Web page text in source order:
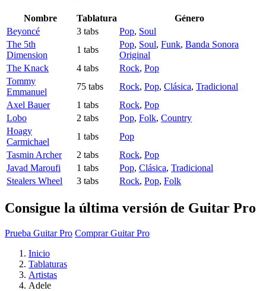
Nombre Tablatura
Género
Beyoncé
3 tabs Pop, Soul
The 5th
Dimension
1 tabs
Pop, Soul, Funk, Banda Sonora
Original
The Knack
4 tabs Rock, Pop
Tommy
Emmanuel
75 tabs Rock, Pop, Clásica, Tradicional
Axel Bauer
1 tabs Rock, Pop
Lobo
2 tabs Pop, Folk, Country
Hoagy
Carmichael
1 tabs
Pop
Tasmin Archer
2 tabs Rock, Pop
Javad Maroufi
1 tabs Pop, Clásica, Tradicional
Stealers Wheel
3 tabs Rock, Pop, Folk
Consigue la última versión de Guitar Pro
Prueba Guitar Pro Comprar Guitar Pro
Inicio
Tablaturas
Artistas
Adele